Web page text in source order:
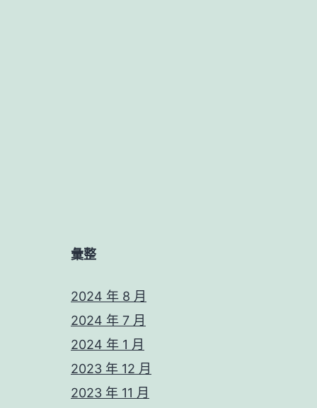
彙整
2024 年 8 月
2024 年 7 月
2024 年 1 月
2023 年 12 月
2023 年 11 月